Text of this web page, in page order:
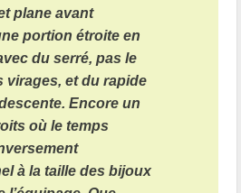
plane avant
portion étroite en
du serré, pas le
virages, et du rapide
Encore un
où le temps
à la taille des bijoux